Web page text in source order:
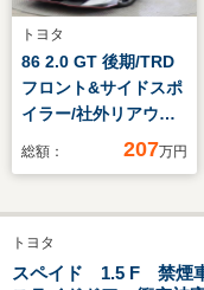
トヨタ
86 2.0 GT 後期/TRD
フロント&サイドスポ
イラー/社外リアウィ
ング/柿本マフラ
クリアランスソナー/
パドルシフト/ETC/純
正ナビ/バックカメ
総額： 207万円
トヨタ
スペイド 1.5 F 禁煙